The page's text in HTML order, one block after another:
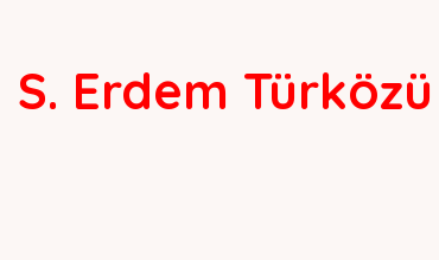
S. Erdem Türközü